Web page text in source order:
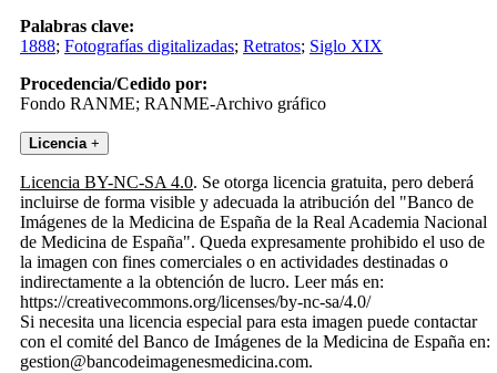
Palabras clave:
1888; Fotografías digitalizadas; Retratos; Siglo XIX
Procedencia/Cedido por:
Fondo RANME; RANME-Archivo gráfico
Licencia +
Licencia BY-NC-SA 4.0. Se otorga licencia gratuita, pero deberá
incluirse de forma visible y adecuada la atribución del "Banco de
Imágenes de la Medicina de España de la Real Academia Nacional
de Medicina de España". Queda expresamente prohibido el uso de
la imagen con fines comerciales o en actividades destinadas o
indirectamente a la obtención de lucro. Leer más en:
https://creativecommons.org/licenses/by-nc-sa/4.0/
Si necesita una licencia especial para esta imagen puede contactar
con el comité del Banco de Imágenes de la Medicina de España en:
gestion@bancodeimagenesmedicina.com.